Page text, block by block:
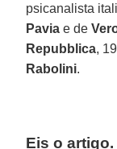
psicanalista
Pavia e de
Repubblica,
Rabolini.
Eis o artigo.